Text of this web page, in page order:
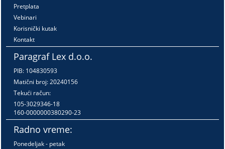
Pretplata
Vebinari
Korisnički kutak
Kontakt
Paragraf Lex d.o.o.
PIB: 104830593
Matični broj: 20240156
Tekući račun:
105-3029346-18
160-0000000380290-23
Radno vreme:
Ponedeljak - petak